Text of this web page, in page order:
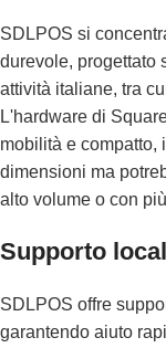
SDLPOS si
durevole, progettato
attività italiane, tra
L'hardware di
mobilità e compatto,
dimensioni ma
alto volume o con
Supporto
SDLPOS offre
garantendo aiuto